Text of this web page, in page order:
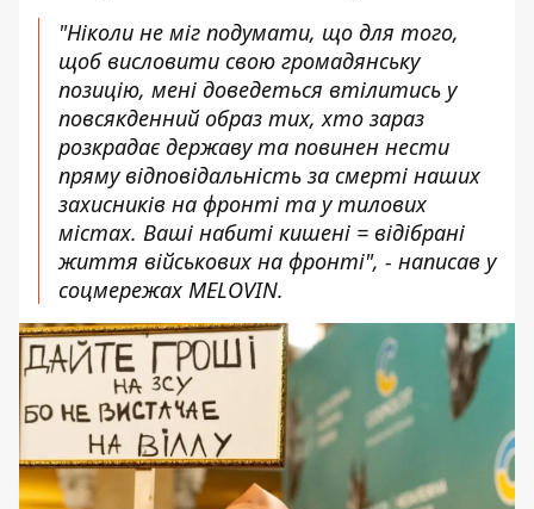
"Ніколи не міг подумати, що для того,
щоб висловити свою громадянську
позицію, мені доведеться втілитись у
повсякденний образ тих, хто зараз
розкрадає державу та повинен нести
пряму відповідальність за смерті наших
захисників на фронті та у тилових
містах. Ваші набиті кишені = відібрані
життя військових на фронті", - написав у
соцмережах MELOVIN.